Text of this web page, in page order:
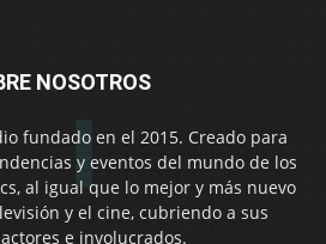
NOSOTROS
fundado en el 2015. Creado para
y eventos del mundo de los
al igual que lo mejor y más nuevo
y el cine, cubriendo a sus
e involucrados.